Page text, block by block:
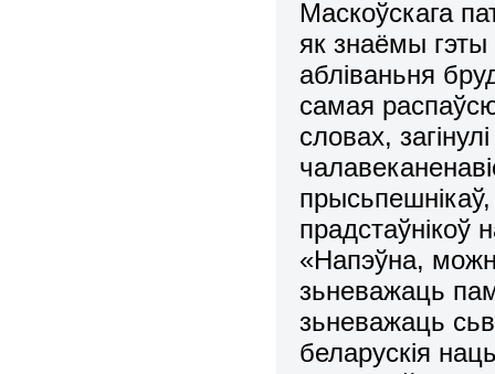
Маскоўскага
як знаёмы гэты
абліваньня
самая
словах,
прадстаўнікоў
«Напэўна,
зьневажаць
зьневажаць
беларускія